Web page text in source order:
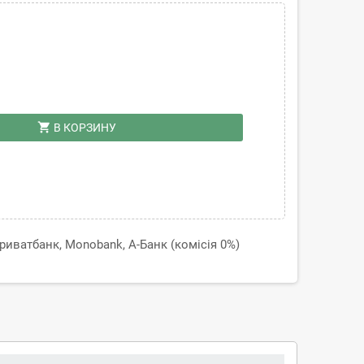
shopping_cart В КОРЗИНУ
Monobank, А-Банк (комісія 0%)